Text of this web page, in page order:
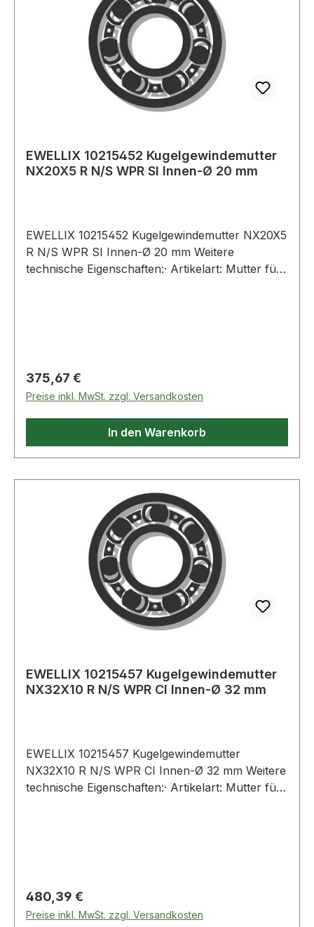
EWELLIX 10215452 Kugelgewindemutter
NX20X5 R N/S WPR SI Innen-Ø 20 mm
EWELLIX 10215452 Kugelgewindemutter NX20X5
R N/S WPR SI Innen-Ø 20 mm Weitere
technische Eigenschaften:· Artikelart: Mutter für
Regulärer Preis:
375,67 €
Preise inkl. MwSt. zzgl. Versandkosten
In den Warenkorb
EWELLIX 10215457 Kugelgewindemutter
NX32X10 R N/S WPR CI Innen-Ø 32 mm
EWELLIX 10215457 Kugelgewindemutter
NX32X10 R N/S WPR CI Innen-Ø 32 mm Weitere
technische Eigenschaften:· Artikelart: Mutter für
Regulärer Preis:
480,39 €
Preise inkl. MwSt. zzgl. Versandkosten